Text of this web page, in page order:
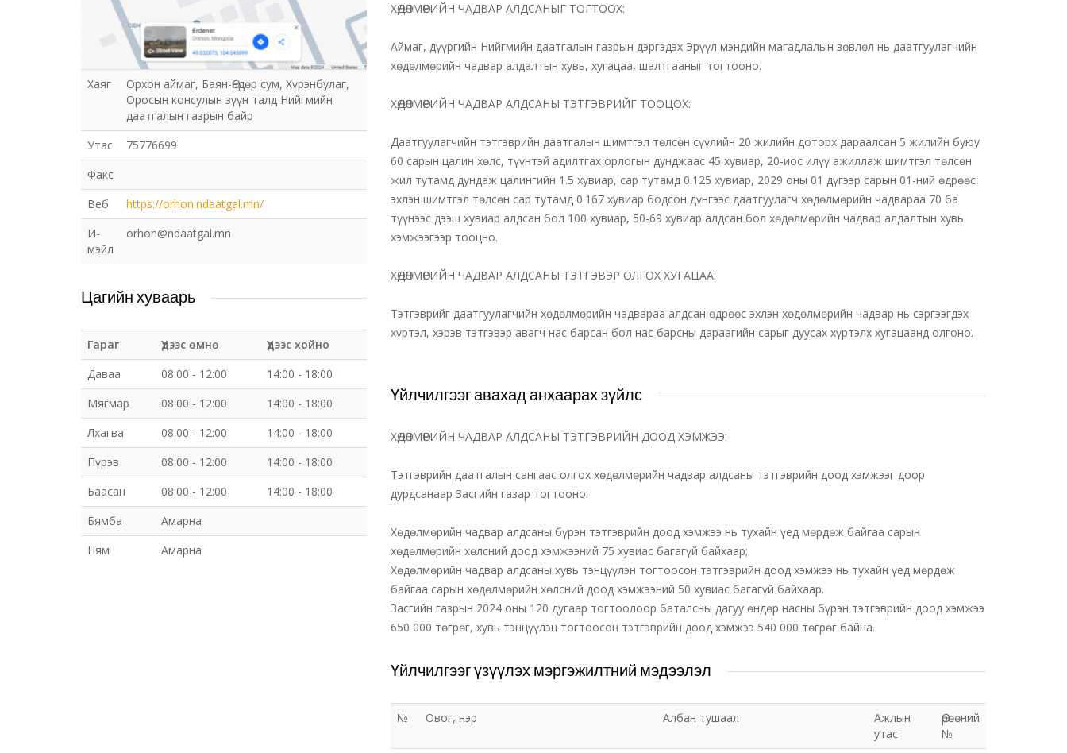
Хаяг
Орхон аймаг, Баян-Өндөр сум, Хүрэнбулаг,
Оросын консулын зүүн талд Нийгмийн
даатгалын газрын байр
Утас
75776699
Факс
Веб
https://orhon.ndaatgal.mn/
И-
мэйл
orhon@ndaatgal.mn
Цагийн хуваарь
Гараг Үдээс өмнө
Үдээс хойно
Даваа
08:00 - 12:00
14:00 - 18:00
Мягмар
08:00 - 12:00
14:00 - 18:00
Лхагва
08:00 - 12:00
14:00 - 18:00
Пүрэв
08:00 - 12:00
14:00 - 18:00
Баасан
08:00 - 12:00
14:00 - 18:00
Бямба
Амарна
Ням
Амарна
ХӨДӨЛМӨРИЙН ЧАДВАР АЛДСАНЫГ ТОГТООХ:
Аймаг, дүүргийн Нийгмийн даатгалын газрын дэргэдэх Эрүүл мэндийн магадлалын зөвлөл нь даатгуулагчийн
хөдөлмөрийн чадвар алдалтын хувь, хугацаа, шалтгааныг тогтооно.
ХӨДӨЛМӨРИЙН ЧАДВАР АЛДСАНЫ ТЭТГЭВРИЙГ ТООЦОХ:
Даатгуулагчийн тэтгэврийн даатгалын шимтгэл төлсөн сүүлийн 20 жилийн доторх дараалсан 5 жилийн буюу
60 сарын цалин хөлс, түүнтэй адилтгах орлогын дунджаас 45 хувиар, 20-иос илүү ажиллаж шимтгэл төлсөн
жил тутамд дундаж цалингийн 1.5 хувиар, сар тутамд 0.125 хувиар, 2029 оны 01 дүгээр сарын 01-ний өдрөөс
эхлэн шимтгэл төлсөн сар тутамд 0.167 хувиар бодсон дүнгээс даатгуулагч хөдөлмөрийн чадвараа 70 ба
түүнээс дээш хувиар алдсан бол 100 хувиар, 50-69 хувиар алдсан бол хөдөлмөрийн чадвар алдалтын хувь
хэмжээгээр тооцно.
ХӨДӨЛМӨРИЙН ЧАДВАР АЛДСАНЫ ТЭТГЭВЭР ОЛГОХ ХУГАЦАА:
Тэтгэврийг даатгуулагчийн хөдөлмөрийн чадвараа алдсан өдрөөс эхлэн хөдөлмөрийн чадвар нь сэргээгдэх
хүртэл, хэрэв тэтгэвэр авагч нас барсан бол нас барсны дараагийн сарыг дуусах хүртэлх хугацаанд олгоно.
Үйлчилгээг авахад анхаарах зүйлс
ХӨДӨЛМӨРИЙН ЧАДВАР АЛДСАНЫ ТЭТГЭВРИЙН ДООД ХЭМЖЭЭ:
Тэтгэврийн даатгалын сангаас олгох хөдөлмөрийн чадвар алдсаны тэтгэврийн доод хэмжээг доор
дурдсанаар Засгийн газар тогтооно:
Хөдөлмөрийн чадвар алдсаны бүрэн тэтгэврийн доод хэмжээ нь тухайн үед мөрдөж байгаа сарын
хөдөлмөрийн хөлсний доод хэмжээний 75 хувиас багагүй байхаар;
Хөдөлмөрийн чадвар алдсаны хувь тэнцүүлэн тогтоосон тэтгэврийн доод хэмжээ нь тухайн үед мөрдөж
байгаа сарын хөдөлмөрийн хөлсний доод хэмжээний 50 хувиас багагүй байхаар.
Засгийн газрын 2024 оны 120 дугаар тогтоолоор баталсны дагуу өндөр насны бүрэн тэтгэврийн доод хэмжээ
650 000 төгрөг, хувь тэнцүүлэн тогтоосон тэтгэврийн доод хэмжээ 540 000 төгрөг байна.
Үйлчилгээг үзүүлэх мэргэжилтний мэдээлэл
№ Овог, нэр Албан тушаал
Ажлын
утас
Өрөөний
№